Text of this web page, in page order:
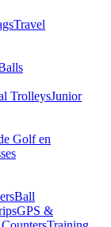
Travel
TrolleysJunior
Golf en
Ball
GPS &